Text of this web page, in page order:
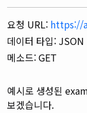
요청 URL: https://
데이터 타입: JSON
메소드: GET
예시로 생성된
보겠습니다.